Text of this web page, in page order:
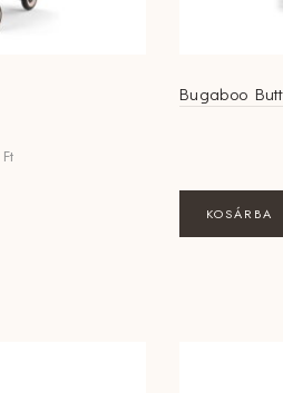
Ft
Bugaboo
KOSÁRBA